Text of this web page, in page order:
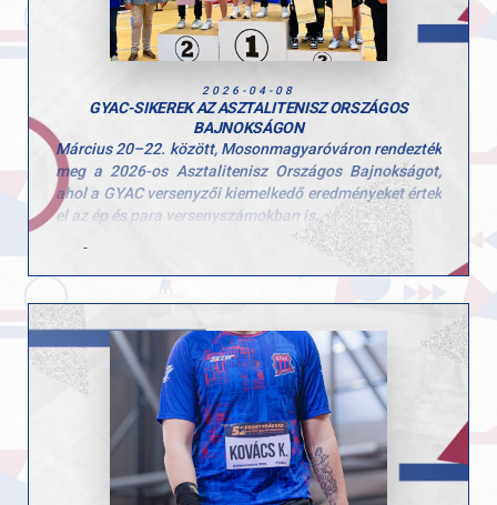
ülön büszkék vagyunk azokra a GYAC-os sportolókra,
akik kiváló teljesítményükkel kvalifikálták magukat az
2026-04-08
GYAC-SIKEREK AZ ASZTALITENISZ ORSZÁGOS
BAJNOKSÁGON
Március 20–22. között, Mosonmagyaróváron rendezték
meg a 2026-os Asztalitenisz Országos Bajnokságot,
ahol a GYAC versenyzői kiemelkedő eredményeket értek
el az ép és para versenyszámokban is.
Bálint Bernadett női párosban – Nagyváradi
Mercédesszel magyar bajnok lett, ezzel
Szvitacs Alexa a para Országos Bajnokság női
egyéni versenyszámában bajnoki címet szerzett.
Csonka András para egyéniben ezüstérmes lett,
valamint párosban bajnoki címet nyert, míg
vegyes párosban szintén ezüstérmet szerzett.
Versenyzőink három nap alatt rengeteg izgalmas
mérkőzést játszottak, és összesen 3 arany- és 3